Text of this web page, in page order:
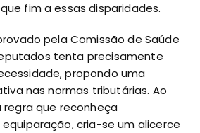
fim a essas disparidades.
pela Comissão de Saúde
tenta precisamente
propondo uma
nas normas tributárias. Ao
regra que reconheça
cria-se um alicerce